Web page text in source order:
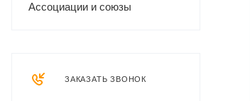
Ассоциации и союзы
ЗАКАЗАТЬ ЗВОНОК